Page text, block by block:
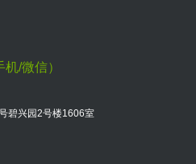
/微信）
碧兴园2号楼1606室